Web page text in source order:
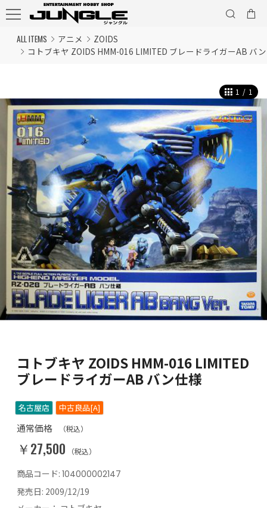
ALL ITEMS アニメ
ZOIDS
コトブキヤ ZOIDS HMM-016 LIMITED ブレードライガーAB バ
1 / 1
コトブキヤ ZOIDS HMM-016 LIMITED
ブレードライガーAB バン仕様
名古屋店 中古良品[A]
通常価格 （税込）
￥27,500 （税込）
商品コード: 104000002147
発売日: 2009/12/19